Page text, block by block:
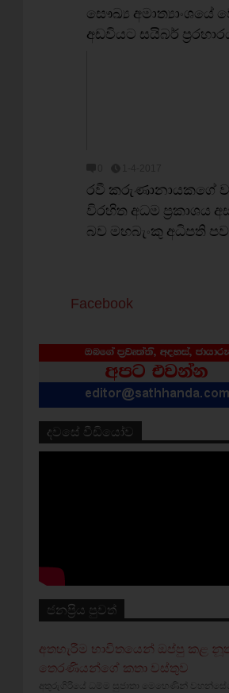
සෞඛ්‍ය අමාත්‍යාංශයේ
අඩවියට සයිබර්
රවී කරුණානායකගේ
විරහිත අධම ප්‍රකාශය
බව මහබැංකු අධිපති
Facebook
දවසේ වීඩියෝව
ජනප්‍රිය පුවත්
අතහැරීම භාවිතයෙන් ඔප්පු කළ
තෙරණියන්ගේ කතා වස්‌තුව
අතුරුගිරියේ ධම්ම සුජාතා මෙහෙණින්